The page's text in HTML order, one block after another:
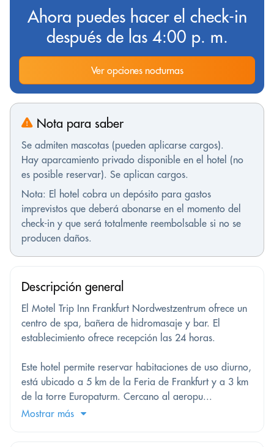
Ahora puedes hacer el check-in
después de las 4:00 p. m.
Ver opciones nocturnas
Nota para saber
Se admiten mascotas (pueden aplicarse cargos).
Hay aparcamiento privado disponible en el hotel (no
es posible reservar). Se aplican cargos.
Nota: El hotel cobra un depósito para gastos
imprevistos que deberá abonarse en el momento del
check-in y que será totalmente reembolsable si no se
producen daños.
Descripción general
El Motel Trip Inn Frankfurt Nordwestzentrum ofrece un
centro de spa, bañera de hidromasaje y bar. El
establecimiento ofrece recepción las 24 horas.
Este hotel permite reservar habitaciones de uso diurno,
está ubicado a 5 km de la Feria de Frankfurt y a 3 km
de la torre Europaturm. Cercano al aeropu...
Mostrar más